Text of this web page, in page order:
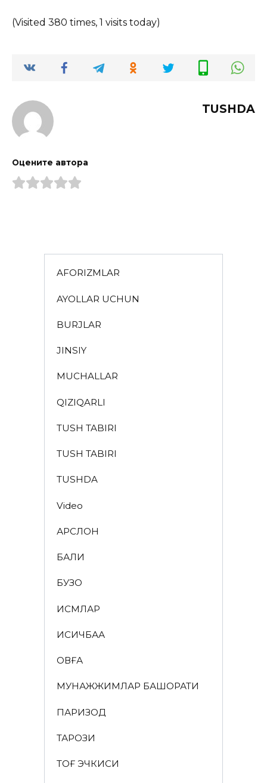
(Visited 380 times, 1 visits today)
TUSHDA
Оцените автора
AFORIZMLAR
AYOLLAR UCHUN
BURJLAR
JINSIY
MUCHALLAR
QIZIQARLI
TUSH TABIRI
TUSH TABIRI
TUSHDA
Video
АРСЛОН
БАЛИҚ
БУЗОҚ
ИСМЛАР
ҚИСҚИЧБАҚА
ҚОВҒА
МУНАЖЖИМЛАР БАШОРАТИ
ПАРИЗОД
ТАРОЗИ
ТОҒ ЭЧКИСИ